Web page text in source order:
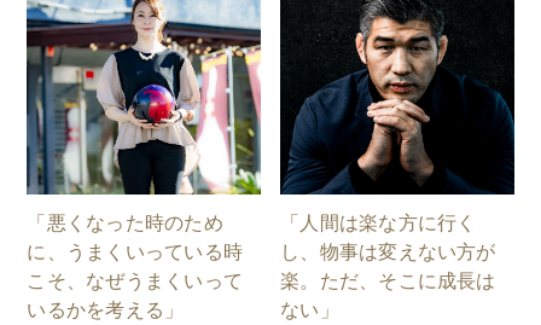
「悪くなった時のため
に、うまくいっている時
こそ、なぜうまくいって
いるかを考える」
「人間は楽な方に行く
し、物事は変えない方が
楽。ただ、そこに成長は
ない」